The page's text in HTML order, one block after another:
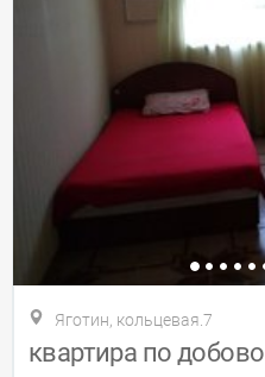
Яготин, кольцевая.7
квартира по добово